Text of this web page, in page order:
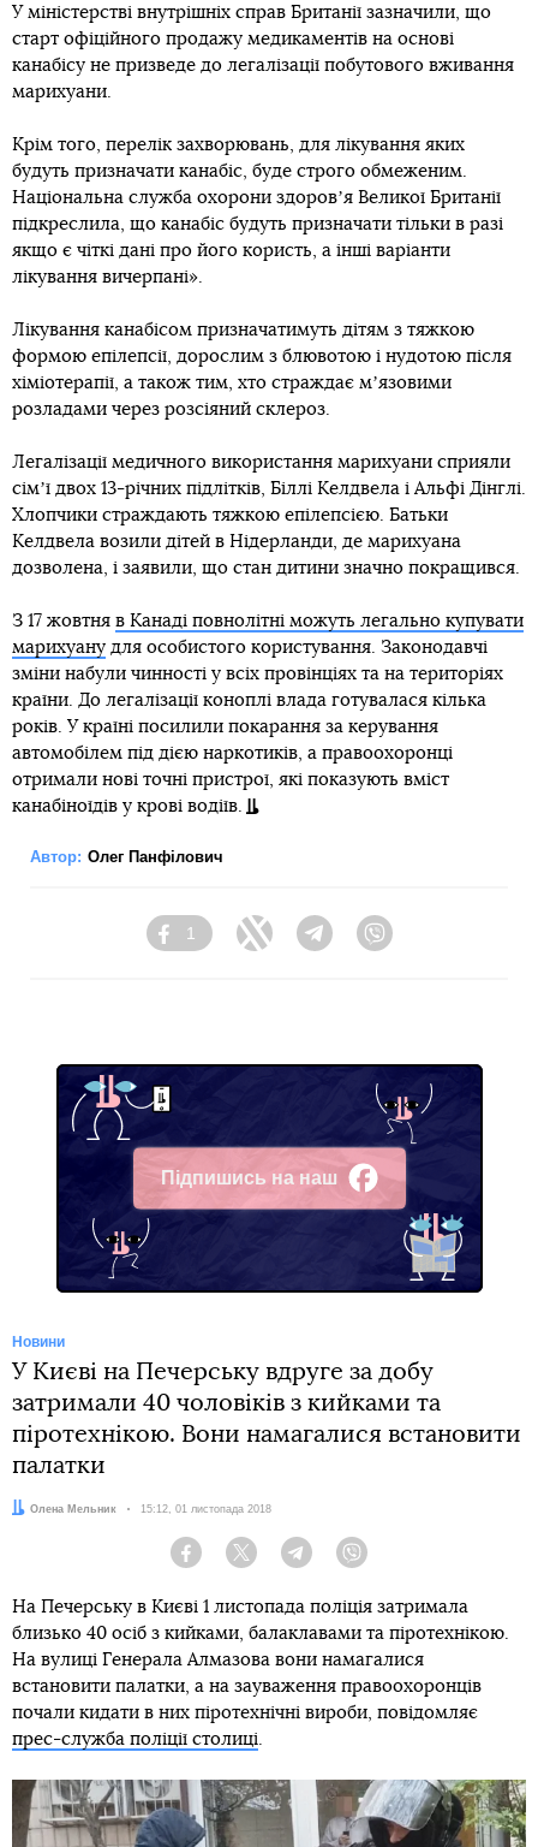
У міністерстві внутрішніх справ Британії зазначили, що
старт офіційного продажу медикаментів на основі
канабісу не призведе до легалізації побутового вживання
марихуани.
Крім того, перелік захворювань, для лікування яких
будуть призначати канабіс, буде строго обмеженим.
Національна служба охорони здоровʼя Великої Британії
підкреслила, що канабіс будуть призначати тільки в разі
якщо є чіткі дані про його користь, а інші варіанти
лікування вичерпані».
Лікування канабісом призначатимуть дітям з тяжкою
формою епілепсії, дорослим з блювотою і нудотою після
хіміотерапії, а також тим, хто страждає мʼязовими
розладами через розсіяний склероз.
Легалізації медичного використання марихуани сприяли
сімʼї двох 13-річних підлітків, Біллі Келдвела і Альфі Дінглі.
Хлопчики страждають тяжкою епілепсією. Батьки
Келдвела возили дітей в Нідерланди, де марихуана
дозволена, і заявили, що стан дитини значно покращився.
З 17 жовтня в Канаді повнолітні можуть легально купувати
марихуану для особистого користування. Законодавчі
зміни набули чинності у всіх провінціях та на територіях
країни. До легалізації коноплі влада готувалася кілька
років. У країні посилили покарання за керування
автомобілем під дією наркотиків, а правоохоронці
отримали нові точні пристрої, які показують вміст
канабіноїдів у крові водіїв.
Автор: Олег Панфілович
Facebook
1
Twitter TelegramViber
Підпишись на наш
Facebook
Новини
У Києві на Печерську вдруге за добу
затримали 40 чоловіків з кийками та
піротехнікою. Вони намагалися встановити
палатки
Автор:
Олена Мельник Дата:
15:12, 01 листопада 2018
Facebook Twitter Telegram
На Печерську в Києві 1 листопада поліція затримала
близько 40 осіб з кийками, балаклавами та піротехнікою.
На вулиці Генерала Алмазова вони намагалися
встановити палатки, а на зауваження правоохоронців
почали кидати в них піротехнічні вироби, повідомляє
прес-служба поліції столиці.